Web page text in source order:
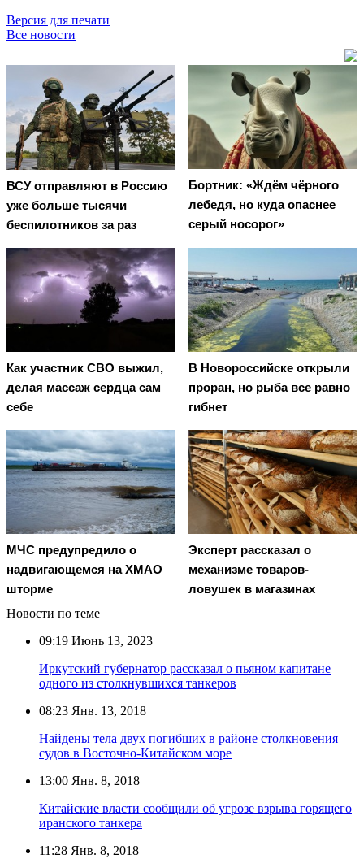
Версия для печати
Все новости
ВСУ отправляют в Россию
уже больше тысячи
беспилотников за раз
Бортник: «Ждём чёрного
лебедя, но куда опаснее
серый носорог»
Как участник СВО выжил,
делая массаж сердца сам
себе
В Новороссийске открыли
проран, но рыба все равно
гибнет
МЧС предупредило о
надвигающемся на ХМАО
шторме
Эксперт рассказал о
механизме товаров-
ловушек в магазинах
Новости по теме
09:19 Июнь 13, 2023
Иркутский губернатор рассказал о пьяном капитане
одного из столкнувшихся танкеров
08:23 Янв. 13, 2018
Найдены тела двух погибших в районе столкновения
судов в Восточно-Китайском море
13:00 Янв. 8, 2018
Китайские власти сообщили об угрозе взрыва горящего
иранского танкера
11:28 Янв. 8, 2018